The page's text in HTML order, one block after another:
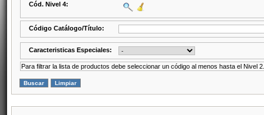
Cód. Nivel 4:
Código Catálogo/Título:
Caracteristicas Especiales:
Para filtrar la lista de productos debe seleccionar un código al menos hasta el Nivel 2.